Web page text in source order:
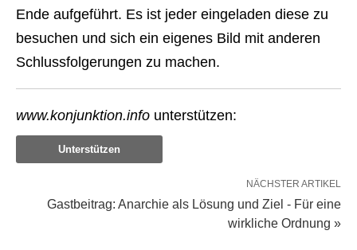
Ende aufgeführt. Es ist jeder eingeladen diese zu
besuchen und sich ein eigenes Bild mit anderen
Schlussfolgerungen zu machen.
www.konjunktion.info unterstützen:
Unterstützen
NÄCHSTER ARTIKEL
Gastbeitrag: Anarchie als Lösung und Ziel - Für eine
wirkliche Ordnung »